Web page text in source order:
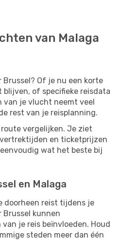
van Malaga
Brussel? Of je nu een korte
blijven, of specifieke reisdata
van je vlucht neemt veel
rest van je reisplanning.
vergelijken. Je ziet
en ticketprijzen
wat het beste bij
en Malaga
doorheen reist tijdens je
Brussel kunnen
je reis beïnvloeden. Houd
steden meer dan één